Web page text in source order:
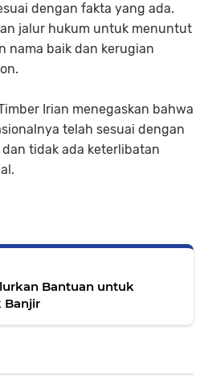
dengan fakta yang ada.
jalur hukum untuk menuntut
nama baik dan kerugian
Irian menegaskan bahwa
telah sesuai dengan
tidak ada keterlibatan
Bantuan untuk
Banjir